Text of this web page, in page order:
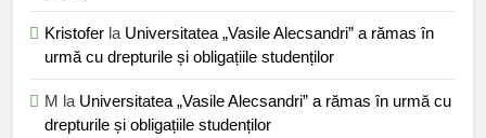
Kristofer la Universitatea „Vasile Alecsandri” a rămas în
urmă cu drepturile și obligațiile studenților
M la Universitatea „Vasile Alecsandri” a rămas în urmă cu
drepturile și obligațiile studenților